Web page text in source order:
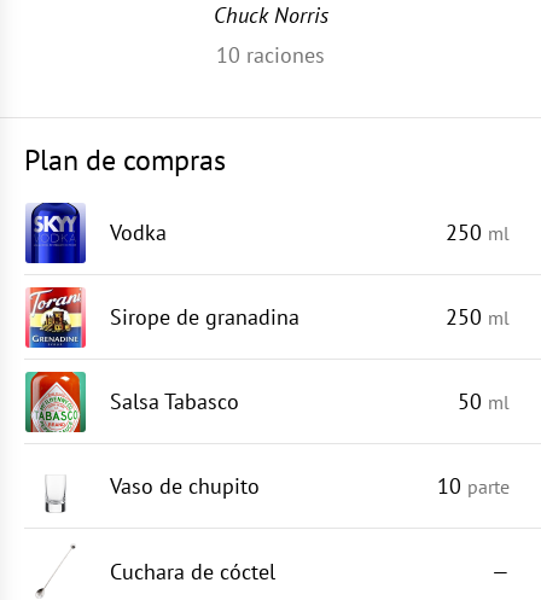
Chuck Norris
10 raciones
Plan de compras
Vodka 250 ml
Sirope de granadina 250 ml
Salsa Tabasco 50 ml
Vaso de chupito 10 parte
Cuchara de cóctel —